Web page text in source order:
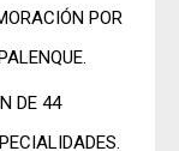
POR
DE 44